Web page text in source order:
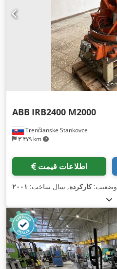
Trenčianske Stankovce
۳٬۴۷۹ km
ABB IRB2400 M2000
اطلاعات قیمت
وضعیت:کارکرده, سال ساخت: ۲۰۰۱